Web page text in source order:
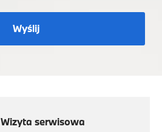
Wyślij
Wizyta serwisowa